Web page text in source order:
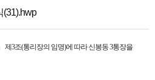
(31).hwp
제3조(통리장의 임명)에 따라 신봉동 3통장을